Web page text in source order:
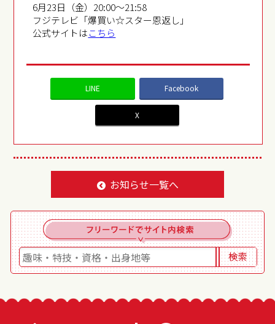
6月23日（金）20:00～21:58
フジテレビ「爆買い☆スター恩返し」
公式サイトはこちら
LINE Facebook
X
お知らせ一覧へ